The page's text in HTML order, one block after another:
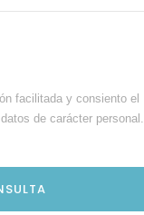
facilitada y consiento el
de carácter personal.